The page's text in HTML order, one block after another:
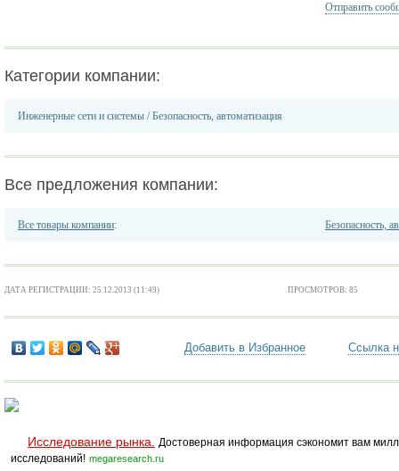
Отправить
Категории компании:
Инженерные сети и системы /Безопасность, автоматизация
Все предложения компании:
Все товары компании: Безопасность,
ДАТА РЕГИСТРАЦИИ: 25.12.2013 (11:49) ПРОСМОТРОВ: 85
Добавить в Избранное Ссылка
Исследование рынка.
Достоверная информация сэкономит вам
исследований! megaresearch.ru